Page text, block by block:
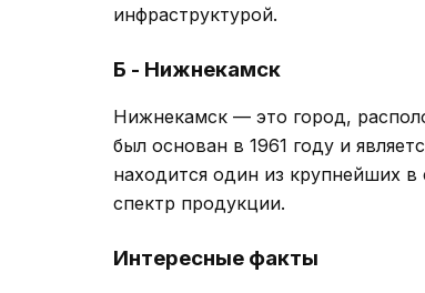
инфраструктурой.
Б - Нижнекамск
Нижнекамск — это город,
был основан в 1961 году и
находится один из крупнейших
спектр продукции.
Интересные факты